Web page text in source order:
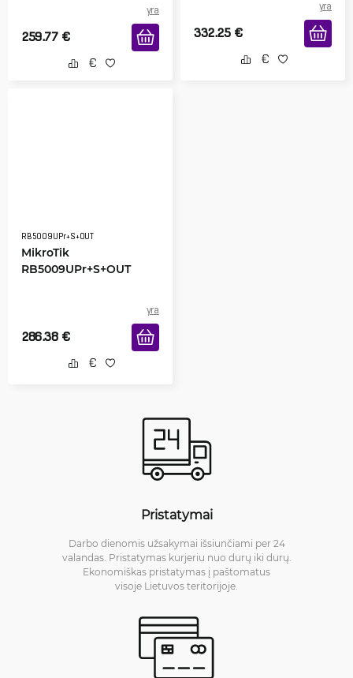
yra
259.77 €
yra
332.25 €
RB5009UPr+S+OUT
MikroTik
RB5009UPr+S+OUT
yra
286.38 €
Pristatymai
Darbo dienomis užsakymai išsiunčiami per 24
valandas. Pristatymas kurjeriu nuo durų iki durų.
Ekonomiškas pristatymas į paštomatus
visoje Lietuvos teritorijoje.